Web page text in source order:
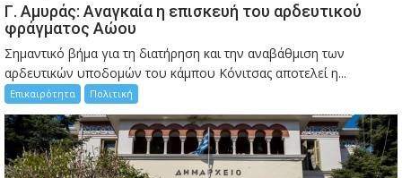
Γ. Αμυράς: Αναγκαία η επισκευή του αρδευτικού
φράγματος Αώου
Σημαντικό βήμα για τη διατήρηση και την αναβάθμιση των
αρδευτικών υποδομών του κάμπου Κόνιτσας αποτελεί η...
Επικαιρότητα Πολιτική